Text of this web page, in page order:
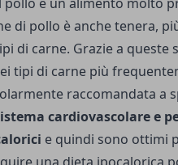
di pollo è anche tenera,
di carne. Grazie a queste
tipi di carne più
raccomandata a
cardiovascolare e
e quindi sono ottimi